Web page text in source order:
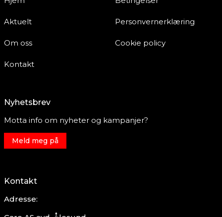
Aktuelt
Om oss
Kontakt
Personvernerklæring
Cookie policy
Nyhetsbrev
Motta info om nyheter og kampanjer?
Meld meg på
Kontakt
Adresse: